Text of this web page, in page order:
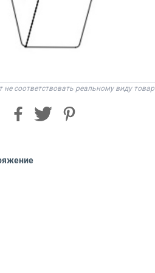
соответствовать реальному виду